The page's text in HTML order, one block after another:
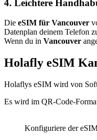
4. Leichtere
Die eSIM für Vancouver
Datenplan deinem Telefon
Wenn du in Vancouver
Holafly eSIM
Holaflys eSIM wird von
Es wird im QR-Code-
Konfiguriere der